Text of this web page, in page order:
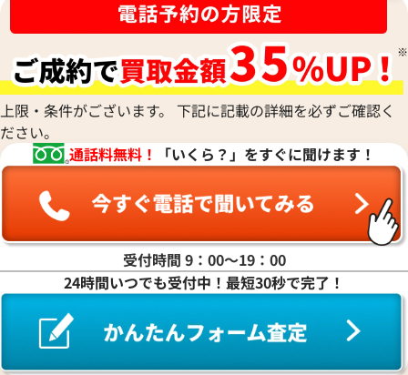
ハ行
マ行
ヤ行
ワ行
上限・条件がございます。 下記に記載の詳細を必ずご確認く
ださい。
通話料無料！
「いくら？」をすぐに聞けます！
受付時間 9：00〜19：00
24時間いつでも受付中！最短30秒で完了！